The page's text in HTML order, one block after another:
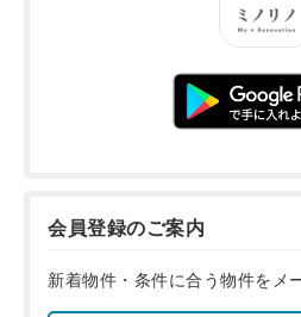
会員登録のご案内
新着物件・条件に合う物件をメ